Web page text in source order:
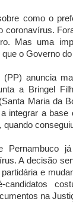
como o
coronavírus.
Mas uma
o Governo
(PP) anuncia
a Bringel
Maria da
integrar a base
já
A decisão
e
na